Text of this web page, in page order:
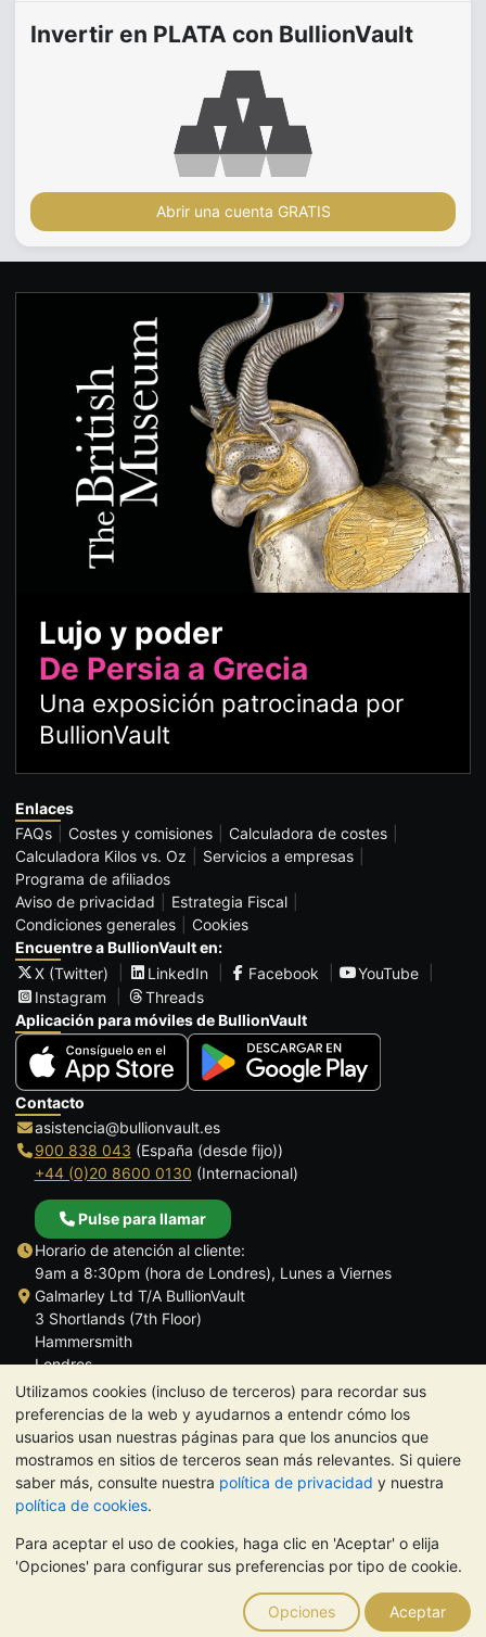
Utilizamos cookies (incluso de terceros) para recordar sus
preferencias de la web y ayudarnos a entendr cómo los
usuarios usan nuestras páginas para que los anuncios que
mostramos en sitios de terceros sean más relevantes. Si quiere
saber más, consulte nuestra política de privacidad y nuestra
política de cookies.
Para aceptar el uso de cookies, haga clic en 'Aceptar' o elija
'Opciones' para configurar sus preferencias por tipo de cookie.
Opciones Aceptar
Invertir en PLATA con BullionVault
Abrir una cuenta GRATIS
Lujo y poder
De Persia a Grecia
Una exposición patrocinada por
BullionVault
Enlaces
FAQs
Costes y comisiones
Calculadora de costes
Calculadora Kilos vs. Oz
Servicios a empresas
Programa de afiliados
Aviso de privacidad
Estrategia Fiscal
Condiciones generales
Cookies
Encuentre a BullionVault en:
X (Twitter)
LinkedIn Facebook
YouTube
Instagram
Threads
Aplicación para móviles de BullionVault
Contacto
asistencia@bullionvault.es
900 838 043 (España (desde fijo))
+44 (0)20 8600 0130 (Internacional)
Pulse para llamar
Horario de atención al cliente:
9am a 8:30pm (hora de Londres), Lunes a Viernes
Galmarley Ltd T/A BullionVault
3 Shortlands (7th Floor)
Hammersmith
Londres
W6 8DA
Reino Unido
NOTA: El valor de los metales preciosos puede tanto bajar como
subir. Las tendencias históricas no garantizan la evolución
futura de los precios. Nada de lo contenido en los sitios web de
BullionVault ni en ninguna de sus comunicaciones constituye